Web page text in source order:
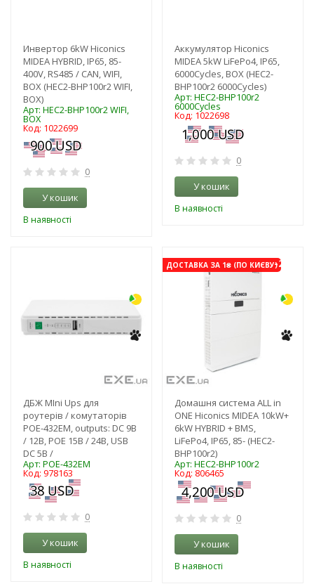
Инвертор 6kW Hiconics
MIDEA HYBRID, IP65, 85-
400V, RS485 / CAN, WIFI,
BOX (HEC2-BHP100r2 WIFI,
BOX)
Арт: HEC2-BHP100r2 WIFI,
BOX
Код: 1022699
0
У кошик
В наявності
Аккумулятор Hiconics
MIDEA 5kW LiFePo4, IP65,
6000Cycles, BOX (HEC2-
BHP100r2 6000Cycles)
Арт: HEC2-BHP100r2
6000Cycles
Код: 1022698
0
У кошик
В наявності
ДБЖ MIni Ups для
роутерів / комутаторів
POE-432EM, outputs: DC 9В
/ 12В, POE 15В / 24В, USB
DC 5В /
Арт: POE-432EM
Код: 978163
0
У кошик
В наявності
ДОСТАВКА ЗА 1₴ (ПО КИЄВУ)-21%
Домашня система ALL in
ONE Hiconics MIDEA 10kW+
6kW HYBRID + BMS,
LiFePo4, IP65, 85- (HEC2-
BHP100r2)
Арт: HEC2-BHP100r2
Код: 806465
0
У кошик
В наявності